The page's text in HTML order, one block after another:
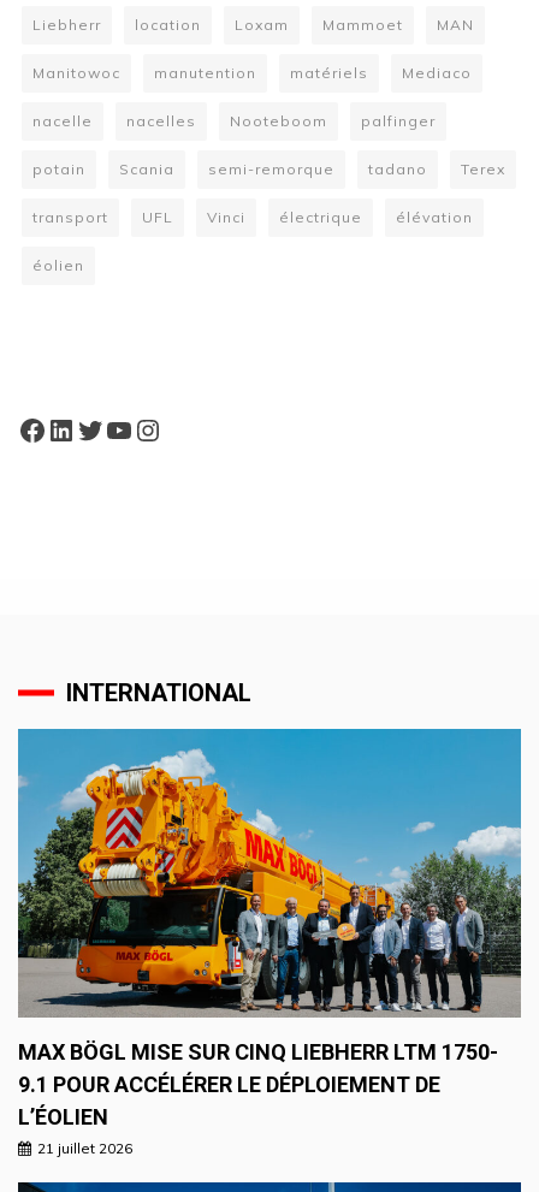
Liebherr location Loxam Mammoet MAN
Manitowoc manutention matériels Mediaco
nacelle nacelles Nooteboom palfinger
potain Scania semi-remorque tadano Terex
transport UFL Vinci électrique élévation
éolien
Facebook
LinkedIn
Twitter
YouTube
Instagram
INTERNATIONAL
MAX BÖGL MISE SUR CINQ LIEBHERR LTM 1750-
9.1 POUR ACCÉLÉRER LE DÉPLOIEMENT DE
L’ÉOLIEN
21 juillet 2026